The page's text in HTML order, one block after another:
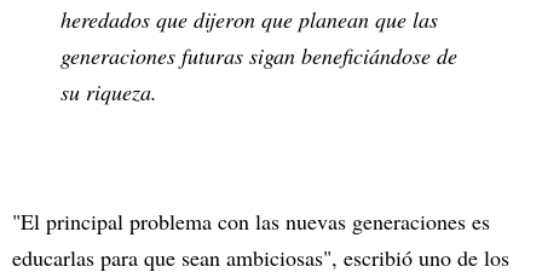
heredados que dijeron que planean que las
generaciones futuras sigan beneficiándose de
su riqueza.
"El principal problema con las nuevas generaciones es
educarlas para que sean ambiciosas", escribió uno de los